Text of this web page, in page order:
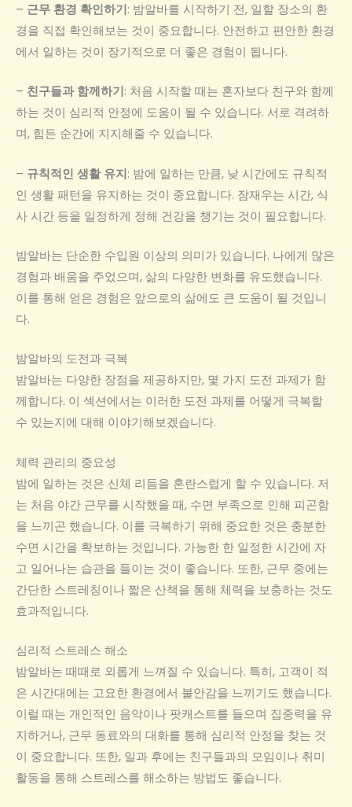
– 근무 환경 확인하기: 밤알바를 시작하기 전, 일할 장소의 환
경을 직접 확인해보는 것이 중요합니다. 안전하고 편안한 환경
에서 일하는 것이 장기적으로 더 좋은 경험이 됩니다.
– 친구들과 함께하기 : 처음 시작할 때는 혼자보다 친구와 함께
하는 것이 심리적 안정에 도움이 될 수 있습니다. 서로 격려하
며, 힘든 순간에 지지해줄 수 있습니다.
– 규칙적인 생활 유지: 밤에 일하는 만큼, 낮 시간에도 규칙적
인 생활 패턴을 유지하는 것이 중요합니다. 잠재우는 시간, 식
사 시간 등을 일정하게 정해 건강을 챙기는 것이 필요합니다.
밤알바는 단순한 수입원 이상의 의미가 있습니다. 나에게 많은
경험과 배움을 주었으며, 삶의 다양한 변화를 유도했습니다.
이를 통해 얻은 경험은 앞으로의 삶에도 큰 도움이 될 것입니
다.
밤알바의 도전과 극복
밤알바는 다양한 장점을 제공하지만, 몇 가지 도전 과제가 함
께합니다. 이 섹션에서는 이러한 도전 과제를 어떻게 극복할
수 있는지에 대해 이야기해보겠습니다.
체력 관리의 중요성
밤에 일하는 것은 신체 리듬을 혼란스럽게 할 수 있습니다. 저
는 처음 야간 근무를 시작했을 때, 수면 부족으로 인해 피곤함
을 느끼곤 했습니다. 이를 극복하기 위해 중요한 것은 충분한
수면 시간을 확보하는 것입니다. 가능한 한 일정한 시간에 자
고 일어나는 습관을 들이는 것이 좋습니다. 또한, 근무 중에는
간단한 스트레칭이나 짧은 산책을 통해 체력을 보충하는 것도
효과적입니다.
심리적 스트레스 해소
밤알바는 때때로 외롭게 느껴질 수 있습니다. 특히, 고객이 적
은 시간대에는 고요한 환경에서 불안감을 느끼기도 했습니다.
이럴 때는 개인적인 음악이나 팟캐스트를 들으며 집중력을 유
지하거나, 근무 동료와의 대화를 통해 심리적 안정을 찾는 것
이 중요합니다. 또한, 일과 후에는 친구들과의 모임이나 취미
활동을 통해 스트레스를 해소하는 방법도 좋습니다.